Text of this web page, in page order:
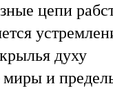
цепи
духу
миры и